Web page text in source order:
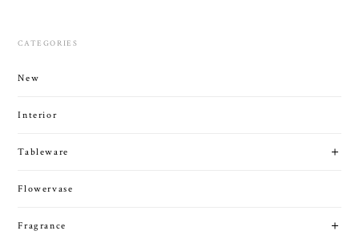
CATEGORIES
New
Interior
Tableware
Flowervase
Fragrance